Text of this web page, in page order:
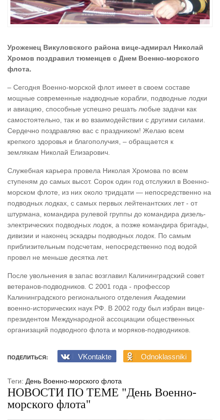
Уроженец Викуловского района вице-адмирал Николай
Хромов поздравил тюменцев с Днем Военно-морского
флота.
– Сегодня Военно-морской флот имеет в своем составе
мощные современные надводные корабли, подводные лодки
и авиацию, способные успешно решать любые задачи как
самостоятельно, так и во взаимодействии с другими силами.
Сердечно поздравляю вас с праздником! Желаю всем
крепкого здоровья и благополучия, – обращается к
землякам Николай Елизарович.
Служебная карьера провела Николая Хромова по всем
ступеням до самых высот. Сорок один год отслужил в Военно-
морском флоте, из них около тридцати — непосредственно на
подводных лодках, с самых первых лейтенантских лет - от
штурмана, командира рулевой группы до командира дизель-
электрических подводных лодок, а позже командира бригады,
дивизии и наконец эскадры подводных лодок. По самым
приблизительным подсчетам, непосредственно под водой
провел не меньше десятка лет.
После увольнения в запас возглавил Калининградский совет
ветеранов-подводников. С 2001 года - профессор
Калининградского регионального отделения Академии
военно-исторических наук РФ. В 2002 году был избран вице-
президентом Международной ассоциации общественных
организаций подводного флота и моряков-подводников.
ПОДЕЛИТЬСЯ: VKontakte Odnoklassniki
Теги: День Военно-морского флота
НОВОСТИ ПО ТЕМЕ "День Военно-
морского флота"